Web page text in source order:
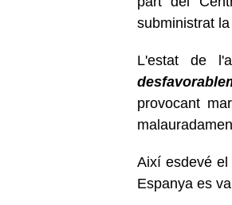
subministrat
L'estat de
provocant
Així esdevé el
Espanya es